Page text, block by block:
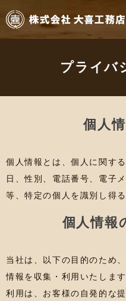
プライバ
個人
個人情報とは、個人に関す
日、性別、電話番号、電子
等、特定の個人を識別し得
個人情報
当社は、以下の目的のため
情報を収集・利用いたしま
利用は、お客様の自発的な